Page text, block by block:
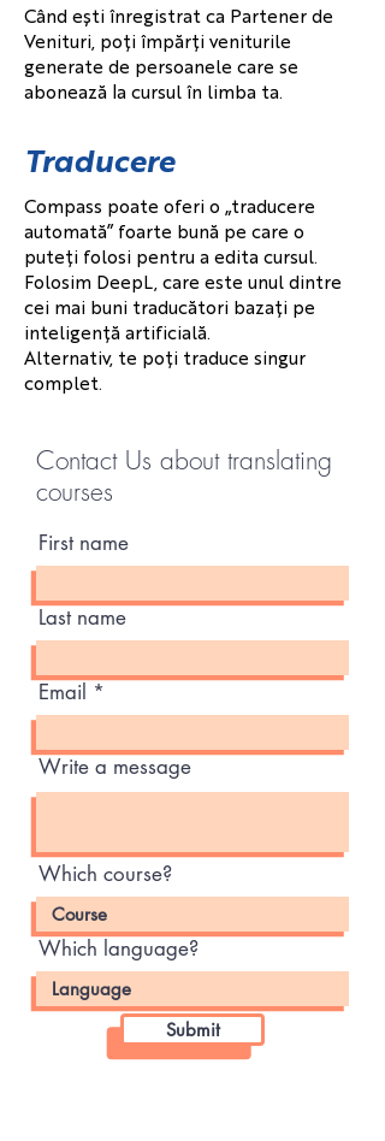
Când ești înregistrat ca Partener de
Venituri, poți împărți veniturile
generate de persoanele care se
abonează la cursul în limba ta.
Traducere
Compass poate oferi o „traducere
automată” foarte bună pe care o
puteți folosi pentru a edita cursul.
Folosim DeepL, care este unul dintre
cei mai buni traducători bazați pe
inteligență artificială.
Alternativ, te poți traduce singur
complet.
Contact Us about translating
courses
First name
Last name
Email
Write a message
Which course?
Which language?
Submit